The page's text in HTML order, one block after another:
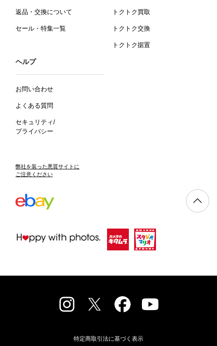
返品・交換について
セール・特集一覧
トクトク買取
トクトク交換
トクトク据置
ヘルプ
お問い合わせ
よくある質問
セキュリティ/
プライバシー
弊社を装った悪質サイトに
ご注意ください
特定商取引法に基づく表示